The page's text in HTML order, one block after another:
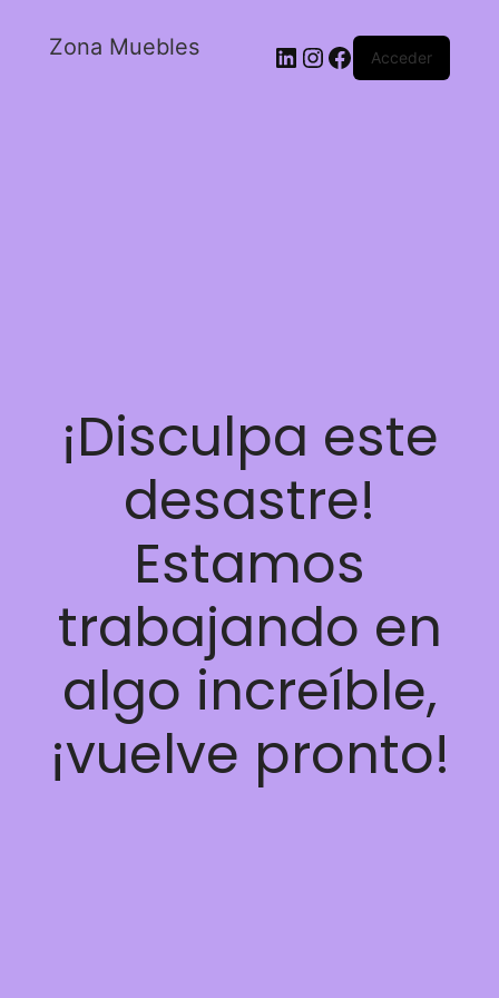
Zona Muebles Acceder
¡Disculpa este
desastre!
Estamos
trabajando en
algo increíble,
¡vuelve pronto!